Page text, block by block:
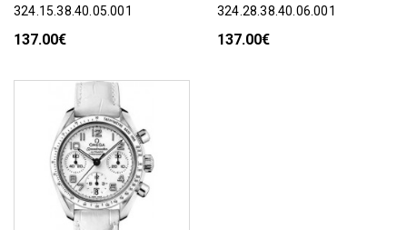
324.15.38.40.05.001
137.00€
324.28.38.40.06.001
137.00€